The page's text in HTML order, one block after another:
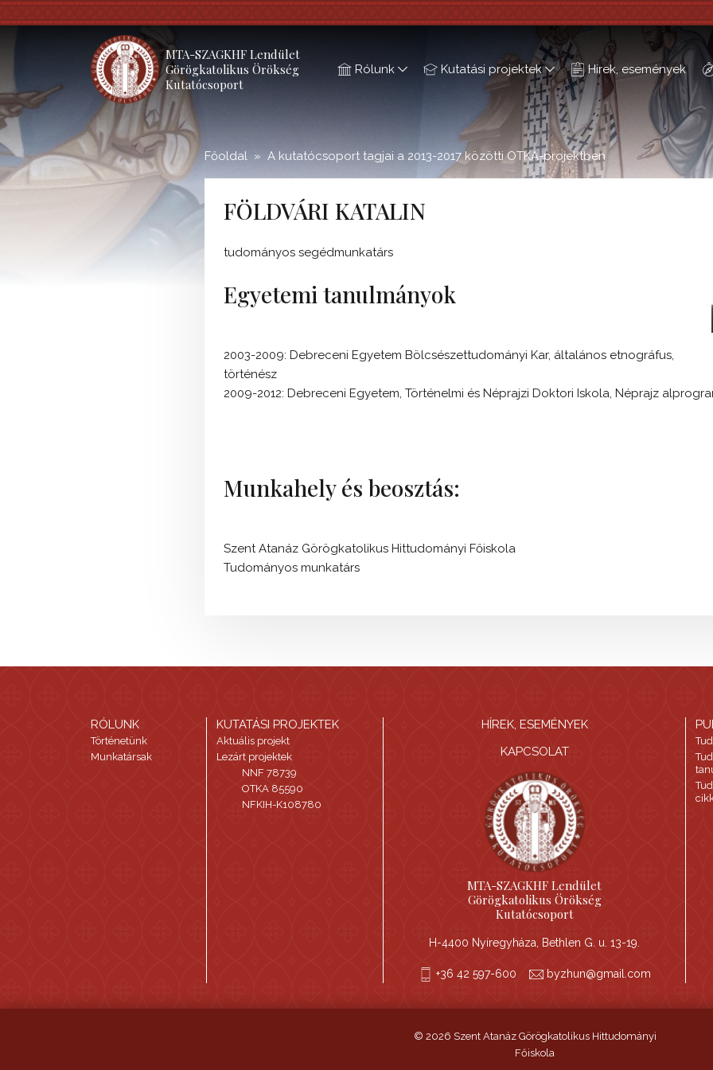
;
MTA-SZAGKHF Lendület
Görögkatolikus Örökség
Kutatócsoport
Rólunk Kutatási projektek Hírek, események
Főoldal A kutatócsoport tagjai a 2013-2017 közötti OTKA-projektben
FÖLDVÁRI KATALIN
tudományos segédmunkatárs
Egyetemi tanulmányok
2003-2009: Debreceni Egyetem Bölcsészettudományi Kar, általános etnográfus,
történész
2009-2012: Debreceni Egyetem, Történelmi és Néprajzi Doktori Iskola, Néprajz
Munkahely és beosztás:
Szent Atanáz Görögkatolikus Hittudományi Főiskola
Tudományos munkatárs
HÍREK, ESEMÉNYEK
KAPCSOLAT
MTA-SZAGKHF Lendület
Görögkatolikus Örökség
Kutatócsoport
H-4400 Nyíregyháza, Bethlen G. u. 13-19.
+36 42 597-600 byzhun@gmail.com
RÓLUNK
Történetünk
Munkatársak
KUTATÁSI PROJEKTEK
Aktuális projekt
Lezárt projektek
NNF 78739
OTKA 85590
NFKIH-K108780
© 2026 Szent Atanáz Görögkatolikus Hittudományi
Főiskola